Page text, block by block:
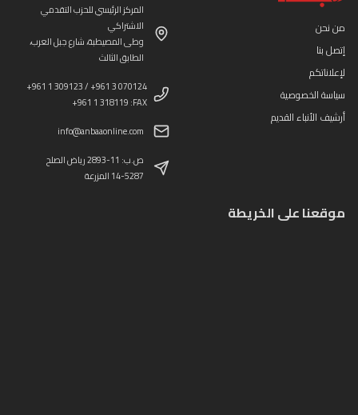
من نحن
إتصل بنا
لإعلاناتكم
سياسة الخصوصية
أرشيف الأنباء القديم
المركز الرئيسي للحزب التقدمي
الاشتراكي
وطى المصيطبة، شارع جبل العرب،
الطابق الثالث
+961 1 309123 / +961 3 070124
+961 1 318119 :FAX
info@anbaaonline.com
ص.ب: 11-2893 رياض الصلح
14-5287 المزرعة
موقعنا على الخريطة